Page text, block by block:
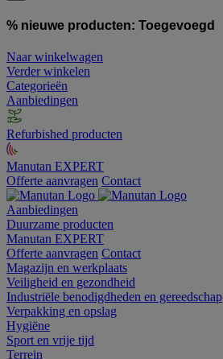
% nieuwe producten: Toegevoegd
Naar winkelwagen
Verder winkelen
Categorieën
Aanbiedingen
Refurbished producten
Manutan EXPERT
Offerte aanvragen Contact
Aanbiedingen
Duurzame producten
Manutan EXPERT
Offerte aanvragen Contact
Magazijn en werkplaats
Veiligheid en gezondheid
Industriële benodigdheden en gereedschap
Verpakking en opslag
Hygiëne
Sport en vrije tijd
Terrein